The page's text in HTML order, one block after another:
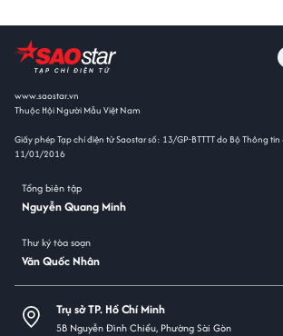
www.saostar.vn
Thuộc Hội Người Mẫu Việt Nam
Giấy phép Tạp chí điện tử Saostar số: 13/GP-BTTTT do Bộ Thông
11/01/2016
Tổng biên tập
Nguyễn Quang Minh
Thư ký tòa soạn
Văn Quốc Nhân
Trụ sở TP. Hồ Chí Minh
5B Nguyễn Đình Chiểu, Phường Sài Gòn